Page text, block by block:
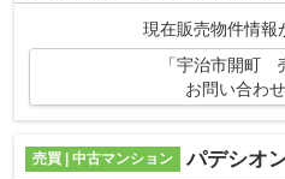
現在販売物件情報
「宇治市開町
お問い合わ
売買 | 中古マンション パデシオ